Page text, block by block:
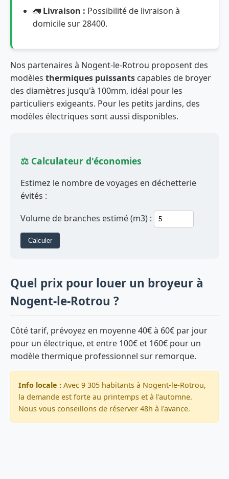
🚛 Livraison : Possibilité de livraison à
domicile sur 28400.
Nos partenaires à Nogent-le-Rotrou proposent des
modèles thermiques puissants capables de broyer
des diamètres jusqu'à 100mm, idéal pour les
particuliers exigeants. Pour les petits jardins, des
modèles électriques sont aussi disponibles.
⚖️ Calculateur d'économies
Estimez le nombre de voyages en déchetterie
évités :
Volume de branches estimé (m3) :
Calculer
Quel prix pour louer un broyeur à
Nogent-le-Rotrou ?
Côté tarif, prévoyez en moyenne 40€ à 60€ par jour
pour un électrique, et entre 100€ et 160€ pour un
modèle thermique professionnel sur remorque.
Info locale : Avec 9 305 habitants à Nogent-le-Rotrou,
la demande est forte au printemps et à l'automne.
Nous vous conseillons de réserver 48h à l'avance.